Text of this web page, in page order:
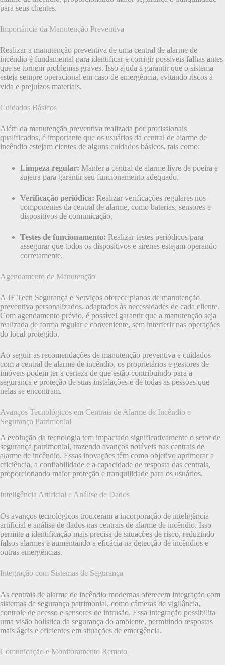
para seus clientes.
Importância da Manutenção Preventiva
Realizar a manutenção preventiva de uma central de alarme de
incêndio é fundamental para identificar e corrigir possíveis falhas antes
que se tornem problemas graves. Isso ajuda a garantir que o sistema
esteja sempre operacional em caso de emergência, evitando riscos à
vida e prejuízos materiais.
Cuidados Básicos
Além da manutenção preventiva realizada por profissionais
qualificados, é importante que os usuários da central de alarme de
incêndio estejam cientes de alguns cuidados básicos, tais como:
Limpeza regular: Manter a central de alarme livre de poeira e
sujeira para garantir seu funcionamento adequado.
Verificação periódica: Realizar verificações regulares nos
componentes da central de alarme, como baterias, sensores e
dispositivos de comunicação.
Testes de funcionamento: Realizar testes periódicos para
assegurar que todos os dispositivos e sirenes estejam operando
corretamente.
Agendamento de Manutenção
A JF Tech Segurança e Serviços oferece planos de manutenção
preventiva personalizados, adaptados às necessidades de cada cliente.
Com agendamento prévio, é possível garantir que a manutenção seja
realizada de forma regular e conveniente, sem interferir nas operações
do local protegido.
Ao seguir as recomendações de manutenção preventiva e cuidados
com a central de alarme de incêndio, os proprietários e gestores de
imóveis podem ter a certeza de que estão contribuindo para a
segurança e proteção de suas instalações e de todas as pessoas que
nelas se encontram.
Avanços Tecnológicos em Centrais de Alarme de Incêndio e
Segurança Patrimonial
A evolução da tecnologia tem impactado significativamente o setor de
segurança patrimonial, trazendo avanços notáveis nas centrais de
alarme de incêndio. Essas inovações têm como objetivo aprimorar a
eficiência, a confiabilidade e a capacidade de resposta das centrais,
proporcionando maior proteção e tranquilidade para os usuários.
Inteligência Artificial e Análise de Dados
Os avanços tecnológicos trouxeram a incorporação de inteligência
artificial e análise de dados nas centrais de alarme de incêndio. Isso
permite a identificação mais precisa de situações de risco, reduzindo
falsos alarmes e aumentando a eficácia na detecção de incêndios e
outras emergências.
Integração com Sistemas de Segurança
As centrais de alarme de incêndio modernas oferecem integração com
sistemas de segurança patrimonial, como câmeras de vigilância,
controle de acesso e sensores de intrusão. Essa integração possibilita
uma visão holística da segurança do ambiente, permitindo respostas
mais ágeis e eficientes em situações de emergência.
Comunicação e Monitoramento Remoto